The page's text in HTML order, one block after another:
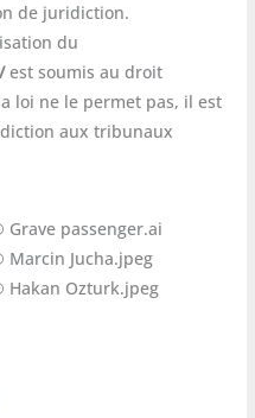
de juridiction.
du
est soumis au droit
loi ne le permet pas, il est
aux tribunaux
Grave passenger.ai
Marcin Jucha.jpeg
Hakan Ozturk.jpeg